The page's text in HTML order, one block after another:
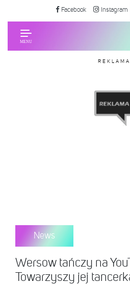
Facebook Instagram
REKLAMA
News
Wersow tańczy na
Towarzyszy jej